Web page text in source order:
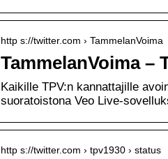
http s://twitter.com › TammelanVoima
TammelanVoima –
Kaikille TPV:n kannattajille
suoratoistona Veo Live-
http s://twitter.com › tpv1930 › status